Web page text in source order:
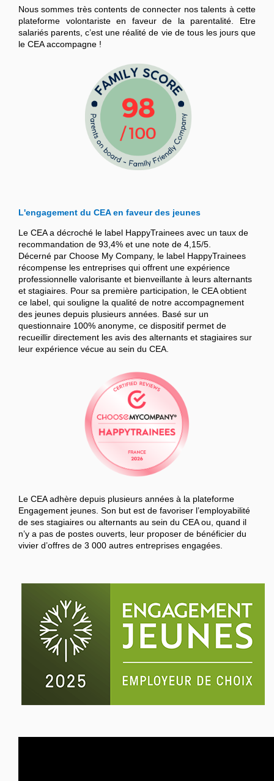
Nous sommes très contents de connecter nos talents à cette
plateforme volontariste en faveur de la parentalité. Etre
salariés parents, c’est une réalité de vie de tous les jours que
le CEA accompagne !
L'engagement du CEA en faveur des jeunes
Le CEA a décroché le label HappyTrainees avec un taux de
recommandation de 93,4% et une note de 4,15/5.
Décerné par Choose My Company, le label HappyTrainees
récompense les entreprises qui offrent une expérience
professionnelle valorisante et bienveillante à leurs alternants
et stagiaires. Pour sa première participation, le CEA obtient
ce label, qui souligne la qualité de notre accompagnement
des jeunes depuis plusieurs années. Basé sur un
questionnaire 100% anonyme, ce dispositif permet de
recueillir directement les avis des alternants et stagiaires sur
leur expérience vécue au sein du CEA.
Le CEA adhère depuis plusieurs années à la plateforme
Engagement jeunes. Son but est de favoriser l’employabilité
de ses stagiaires ou alternants au sein du CEA ou, quand il
n’y a pas de postes ouverts, leur proposer de bénéficier du
vivier d’offres de 3 000 autres entreprises engagées.